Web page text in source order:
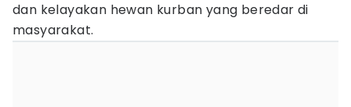
dan kelayakan hewan kurban yang beredar di
masyarakat.